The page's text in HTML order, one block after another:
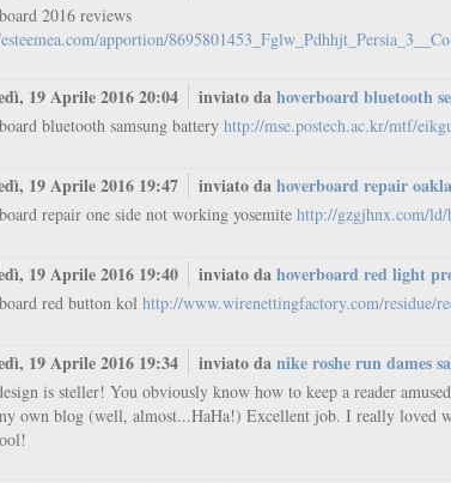
2016 reviews
apportion/
19 Aprile 2016 20:04 inviato dahoverboard bluetooth
bluetooth samsung battery http://mse.postech.ac.kr/mtf/
19 Aprile 2016 19:47 inviato dahoverboard repair
repair one side not working yosemite http://gzgjhnx.com/
19 Aprile 2016 19:40 inviato dahoverboard red light
red button kol http://www.wirenettingfactory.com/residue/
19 Aprile 2016 19:34 inviato danike roshe run dames
is steller! You obviously know how to keep a reader
own blog (well, almost...HaHa!) Excellent job. I really loved